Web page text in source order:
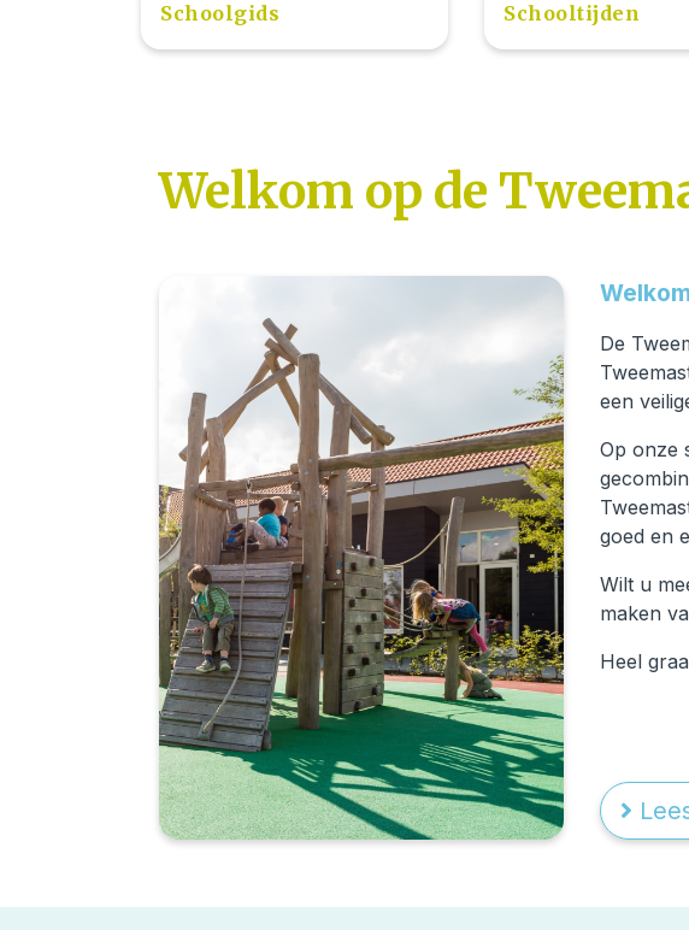
Schoolgids Schooltijden
Welkom op de
De
een
Op onze
goed en
Wilt u
maken
Heel